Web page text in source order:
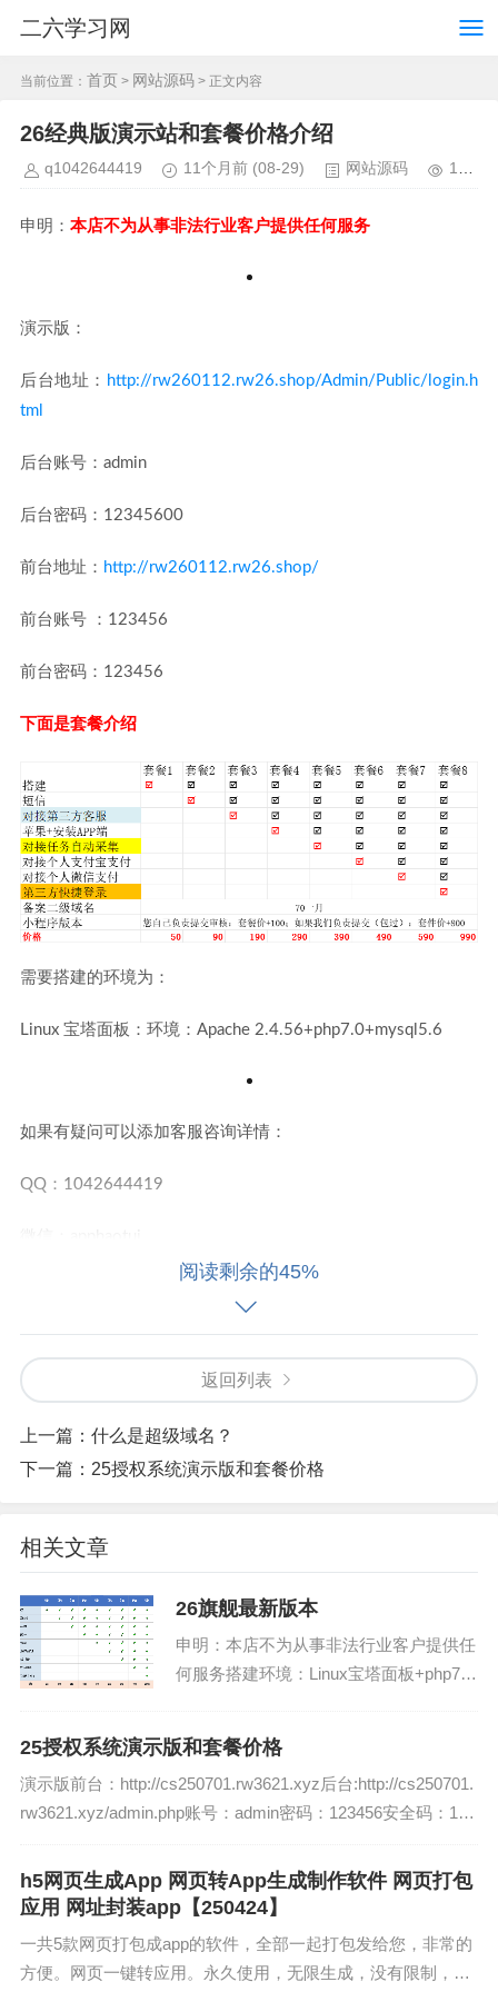
二六学习网
当前位置： 首页 > 网站源码 > 正文内容
26经典版演示站和套餐价格介绍
q1042644419 11个月前 (08-29) 网站源码 1802
申明： 本店不为从事非法行业客户提供任何服务
演示版：
后台地址： http://rw260112.rw26.shop/Admin/Public/login.h
tml
后台账号：admin
后台密码：12345600
前台地址： http://rw260112.rw26.shop/
前台账号 ：123456
前台密码：123456
下面是套餐介绍
需要搭建的环境为：
Linux 宝塔面板：环境：Apache 2.4.56+php7.0+mysql5.6
如果有疑问可以添加客服咨询详情：
QQ：1042644419
下面是这个是老版本了，有兴趣的可以看下
前台地址
http://cs250429.rw3621.xyz/
后台地址：
http://cs250429.rw3621.xyz/admin/auth/login.ht
ml
后台密码：123456
文章版权声明
阅读剩余的45%
返回列表
上一篇： 什么是超级域名？
下一篇： 25授权系统演示版和套餐价格
相关文章
26旗舰最新版本
申明：本店不为从事非法行业客户提供任
何服务搭建环境：Linux宝塔面板+php7.2
25授权系统演示版和套餐价格
演示版前台：http://cs250701.rw3621.xyz后台:http://cs250701.
rw3621.xyz/admin.php账号：admin密码：123456安全码：123
h5网页生成App 网页转App生成制作软件 网页打包
应用 网址封装app【250424】
一共5款网页打包成app的软件，全部一起打包发给您，非常的
方便。网页一键转应用。永久使用，无限生成，没有限制，无